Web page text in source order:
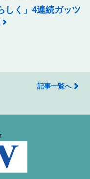
しく」4連続ガッツ
記事一覧へ